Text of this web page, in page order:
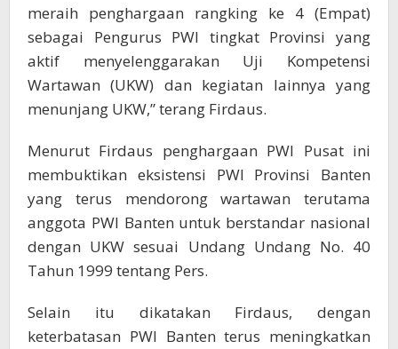
meraih penghargaan rangking ke 4 (Empat)
sebagai Pengurus PWI tingkat Provinsi yang
aktif menyelenggarakan Uji Kompetensi
Wartawan (UKW) dan kegiatan lainnya yang
menunjang UKW,” terang Firdaus.
Menurut Firdaus penghargaan PWI Pusat ini
membuktikan eksistensi PWI Provinsi Banten
yang terus mendorong wartawan terutama
anggota PWI Banten untuk berstandar nasional
dengan UKW sesuai Undang Undang No. 40
Tahun 1999 tentang Pers.
Selain itu dikatakan Firdaus, dengan
keterbatasan PWI Banten terus meningkatkan